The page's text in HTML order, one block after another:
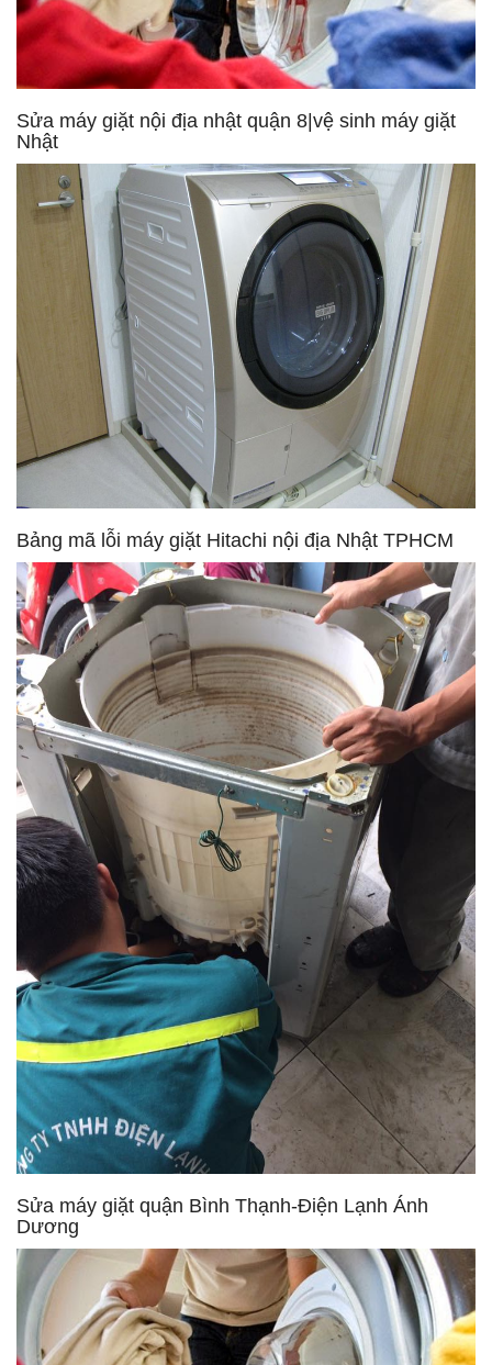
Sửa máy giặt nội địa nhật quận 8|vệ sinh máy giặt
Nhật
Bảng mã lỗi máy giặt Hitachi nội địa Nhật TPHCM
Sửa máy giặt quận Bình Thạnh-Điện Lạnh Ánh
Dương